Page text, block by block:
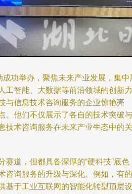
成功举办，聚焦未来产业发展，集中
工智能、大数据等前沿领域的创新力
与信息技术咨询服务的企业惊艳亮
。他们不仅展示了各自的技术突破与
技术咨询服务在未来产业生态中的关
赛道，但都具备深厚的“硬科技”底色
咨询服务的升级与深化。例如，有的
基于工业互联网的智能化转型顶层设